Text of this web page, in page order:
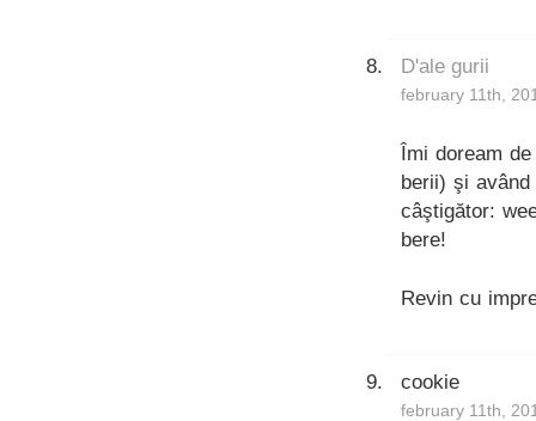
D'ale gurii
february 11th,
Îmi doream
berii) şi
câştigător:
bere!
Revin cu
cookie
february 11th,